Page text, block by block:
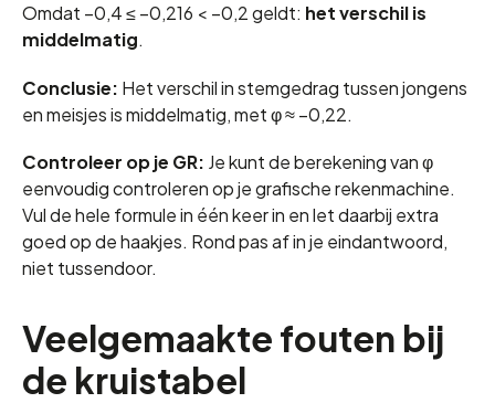
Omdat −0,4 ≤ −0,216 < −0,2 geldt: het verschil is
middelmatig.
Conclusie: Het verschil in stemgedrag tussen jongens
en meisjes is middelmatig, met φ ≈ −0,22.
Controleer op je GR: Je kunt de berekening van φ
eenvoudig controleren op je grafische rekenmachine.
Vul de hele formule in één keer in en let daarbij extra
goed op de haakjes. Rond pas af in je eindantwoord,
niet tussendoor.
Veelgemaakte fouten bij
de kruistabel